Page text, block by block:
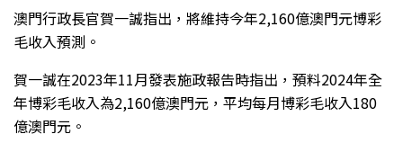
澳門行政長官賀一誠指出，將維持今年2,160億澳門元博彩
毛收入預測。
賀一誠在2023年11月發表施政報告時指出，預料2024年全
年博彩毛收入為2,160億澳門元，平均每月博彩毛收入180
億澳門元。